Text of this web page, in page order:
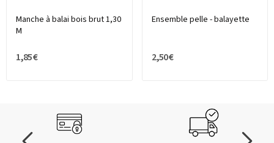
Manche à balai bois brut 1,30
M
1,85 €
Ensemble pelle - balayette
2,50 €